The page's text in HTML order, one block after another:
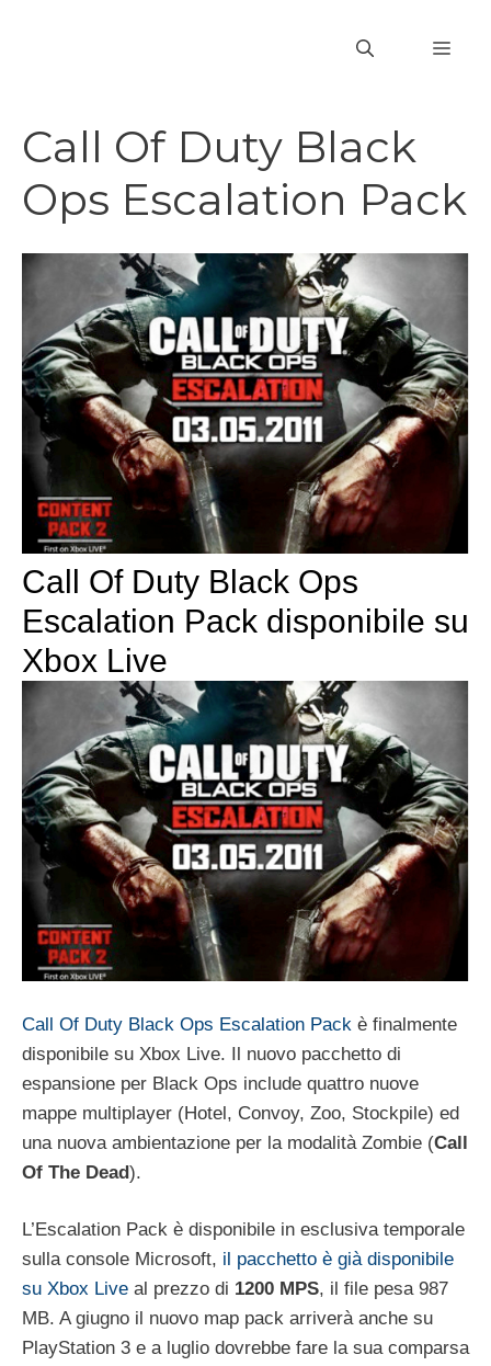
Call Of Duty Black
Ops Escalation Pack
Call Of Duty Black Ops
Escalation Pack disponibile su
Xbox Live
Call Of Duty Black Ops Escalation Pack è finalmente
disponibile su Xbox Live. Il nuovo pacchetto di
espansione per Black Ops include quattro nuove
mappe multiplayer (Hotel, Convoy, Zoo, Stockpile) ed
una nuova ambientazione per la modalità Zombie (Call
Of The Dead).
L’Escalation Pack è disponibile in esclusiva temporale
sulla console Microsoft, il pacchetto è già disponibile
su Xbox Live al prezzo di 1200 MPS, il file pesa 987
MB. A giugno il nuovo map pack arriverà anche su
PlayStation 3 e a luglio dovrebbe fare la sua comparsa